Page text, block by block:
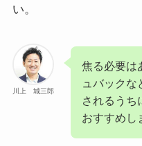
い。
川上 城三郎
焦る必要は
ュバックな
されるうち
おすすめし